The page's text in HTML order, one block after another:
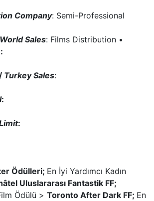
Company: Semi-Professional
World Sales: Films Distribution •
:
Turkey Sales:
:
:
Ödülleri; En İyi Yardımcı Kadın
Uluslararası Fantastik FF;
Ödülü > Toronto After Dark FF; En